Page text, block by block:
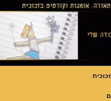
וסטודיו
לחלונות ולמחיצות דקורטיביות, קורסים